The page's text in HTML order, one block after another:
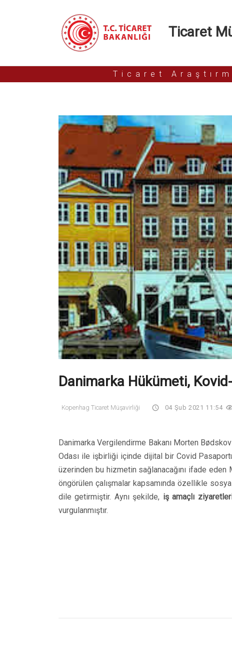
Ticaret
Ticaret
Danimarka Hükümeti,
Kopenhag Ticaret Müşavirliği 04 Şub 2021 11:54
Danimarka Vergilendirme Bakanı Morten
Odası ile işbirliği içinde dijital bir Covid
üzerinden bu hizmetin sağlanacağını ifade
öngörülen çalışmalar kapsamında özellikle
dile getirmiştir. Aynı şekilde, iş amaçlı
vurgulanmıştır.